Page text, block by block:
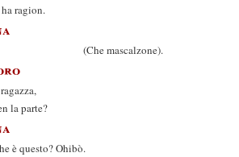
ragion.
mascalzone).
la parte?
è questo? Ohibò.